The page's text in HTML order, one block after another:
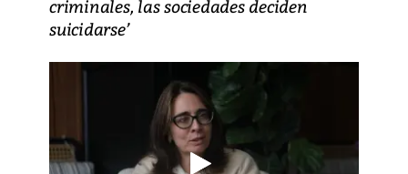
criminales, las sociedades deciden
suicidarse’